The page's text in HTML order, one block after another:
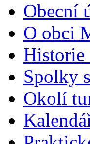
Obecní
O obci
Historie
Spolky
Okolí